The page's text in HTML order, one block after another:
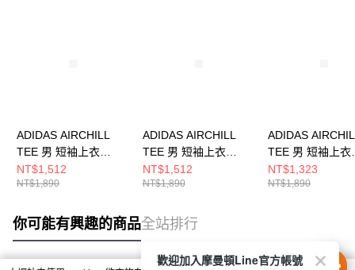
ADIDAS AIRCHILL
TEE 男 短袖上衣
KE2388
NT$1,512
NT$1,890
ADIDAS AIRCHILL
TEE 男 短袖上衣
KT3260
NT$1,512
NT$1,890
ADIDAS
TEE 男 短袖上衣
JE5747
NT$1,323
NT$1,890
你可能有興趣的商品全站排行
歡迎加入摩曼頓Line官方帳號